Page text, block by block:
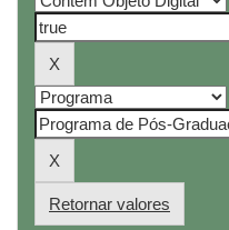
Retornar valores